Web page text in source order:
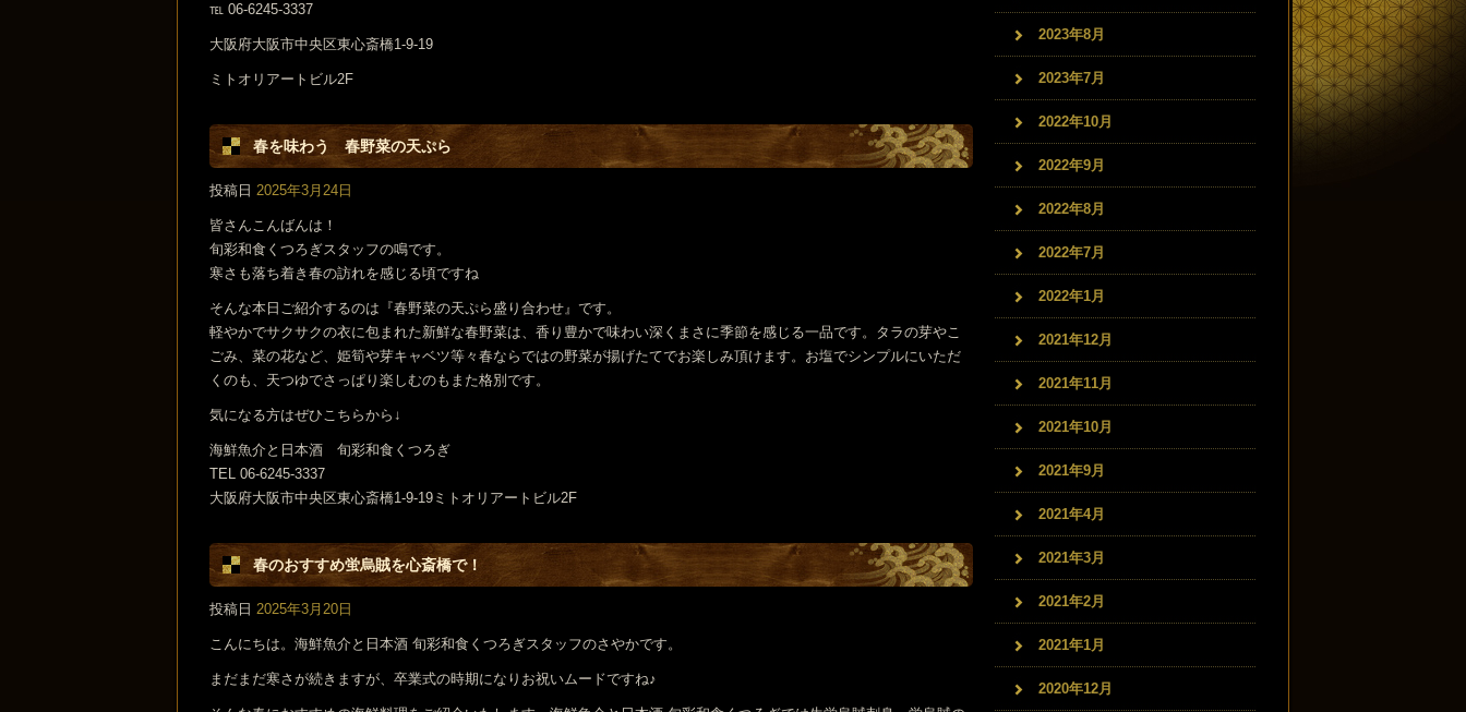
℡ 06-6245-3337
大阪府大阪市中央区東心斎橋1-9-19
ミトオリアートビル2F
春を味わう 春野菜の天ぷら
投稿日 2025年3月24日
皆さんこんばんは！
旬彩和食くつろぎスタッフの鳴です。
寒さも落ち着き春の訪れを感じる頃ですね
そんな本日ご紹介するのは『春野菜の天ぷら盛り合わせ』です。
軽やかでサクサクの衣に包まれた新鮮な春野菜は、香り豊かで味わい深くまさに季節を感じる一品です。タラの芽やこ
ごみ、菜の花など、姫筍や芽キャベツ等々春ならではの野菜が揚げたてでお楽しみ頂けます。お塩でシンプルにいただ
くのも、天つゆでさっぱり楽しむのもまた格別です。
気になる方はぜひこちらから↓
海鮮魚介と日本酒 旬彩和食くつろぎ
TEL 06-6245-3337
大阪府大阪市中央区東心斎橋1-9-19ミトオリアートビル2F
春のおすすめ蛍烏賊を心斎橋で！
投稿日 2025年3月20日
こんにちは。海鮮魚介と日本酒 旬彩和食くつろぎスタッフのさやかです。
まだまだ寒さが続きますが、卒業式の時期になりお祝いムードですね♪
2023年8月
2023年7月
2022年10月
2022年9月
2022年8月
2022年7月
2022年1月
2021年12月
2021年11月
2021年10月
2021年9月
2021年4月
2021年3月
2021年2月
2021年1月
2020年12月